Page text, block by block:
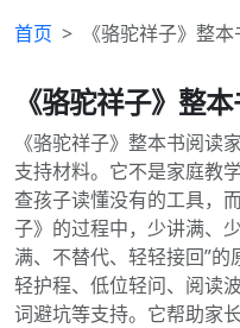
首页 《骆驼祥子》整
《骆驼祥子》整
《骆驼祥子》整本书阅读
支持材料。它不是家庭教
查孩子读懂没有的工具，
子》的过程中，少讲满、
满、不替代、轻轻接回”
轻护程、低位轻问、阅读
词避坑等支持。它帮助家